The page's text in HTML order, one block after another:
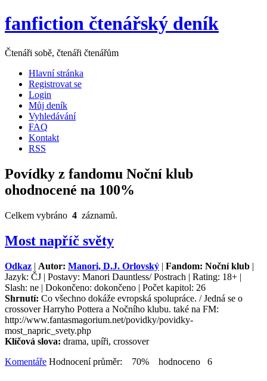
fanfiction čtenářský deník
Čtenáři sobě, čtenáři čtenářům
Hlavní stránka
Registrovat se
Login
Můj deník
Vyhledávání
FAQ
Kontakt
RSS
Povídky z fandomu Noční klub
ohodnocené na 100%
Celkem vybráno 4 záznamů.
Most napříč světy
Odkaz | Autor: Manori, D.J. Orlovský | Fandom: Noční klub |
Jazyk: ČJ | Postavy: Manori Dauntless/ Postrach | Rating: 18+ |
Slash: ne | Dokončeno: dokončeno | Počet kapitol: 26
Shrnutí: Co všechno dokáže evropská spolupráce. / Jedná se o
crossover Harryho Pottera a Nočního klubu. také na FM:
http://www.fantasmagorium.net/povidky/povidky-
most_napric_svety.php
Klíčová slova: drama, upíři, crossover
Komentáře Hodnocení průměr: 70% hodnoceno 6